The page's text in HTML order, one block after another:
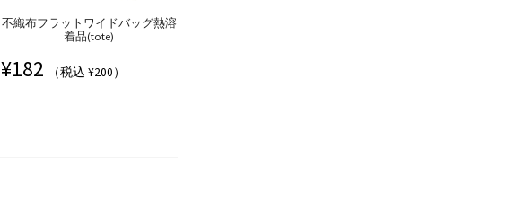
不織布フラットワイドバッグ熱溶
着品(tote)
¥182 （税込 ¥200）